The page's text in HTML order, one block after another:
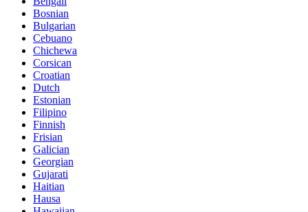
Bosnian
Bulgarian
Cebuano
Chichewa
Corsican
Croatian
Dutch
Estonian
Filipino
Finnish
Frisian
Galician
Georgian
Gujarati
Haitian
Hausa